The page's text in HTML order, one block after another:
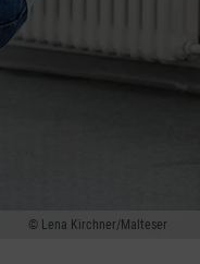
Lena Kirchner/Malteser